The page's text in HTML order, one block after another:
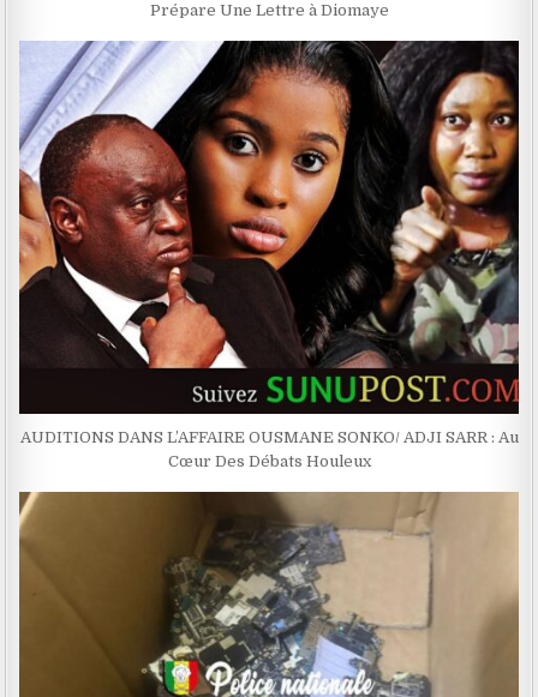
Prépare Une Lettre à Diomaye
AUDITIONS DANS L’AFFAIRE OUSMANE SONKO/ ADJI SARR : Au
Cœur Des Débats Houleux